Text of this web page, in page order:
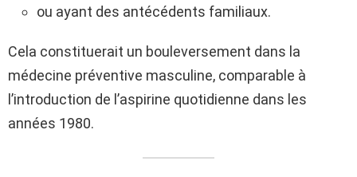
ou ayant des antécédents familiaux.
Cela constituerait un bouleversement dans la
médecine préventive masculine, comparable à
l’introduction de l’aspirine quotidienne dans les
années 1980.